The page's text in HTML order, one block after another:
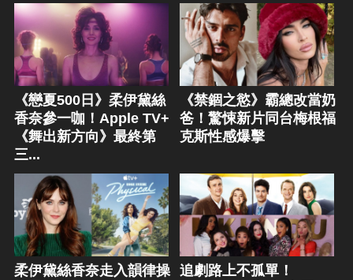
《戀夏500日》柔伊黛絲
香奈參一咖！Apple TV+
《舞出新方向》最終第
三...
《禁錮之慾》霸總改當奶
爸！驚悚新片同台梅根福
克斯性感爆擊
柔伊黛絲香奈走入韻律操
追劇路上不孤單！